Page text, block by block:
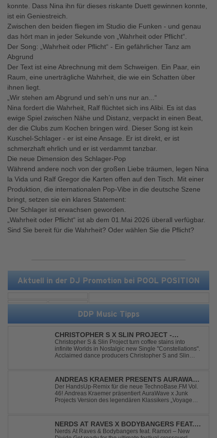
Aktuell in der DJ Promotion bei POOL POSITION
DDP Music Tipps
CHRISTOPHER S X SLIN PROJECT -
CONSTELLATIONS
Christopher S & Slin Project turn coffee stains into
infinite Worlds in Nostalgic new Single "Constellations".
Acclaimed dance producers Christopher S and Slin
away from standard club ...
ANDREAS KRAEMER PRESENTS AURAWAVE
X JUNK PROJECT - VOYAGE VOYAGE
(TIMSTER & NINTH REMIX)
Der HandsUp-Remix für die neue TechnoBase.FM Vol.
46! Andreas Kraemer präsentiert AuraWave x Junk
Projects Version des legendären Klassikers „Voyage
Westfalen verwandelt den zeitlosen Song mit druckvoll...
NERDS AT RAVES X BODYBANGERS FEAT.
RAMORI - NEW DIVIDE
Nerds At Raves & Bodybangers feat. Ramori – New
konnte. Dass Nina ihn für dieses riskante Duett gewinnen konnte,
ist ein Geniestreich.
Zwischen den beiden fliegen im Studio die Funken - und genau
das hört man in jeder Sekunde von „Wahrheit oder Pflicht“.
Der Song: „Wahrheit oder Pflicht“ - Ein gefährlicher Tanz am
Abgrund
Der Text ist eine Abrechnung mit dem Schweigen. Ein Paar, ein
Raum, eine unerträgliche Wahrheit, die wie ein Schatten über
ihnen liegt.
„Wir stehen am Abgrund und seh’n uns nur an...“
Nina fordert die Wahrheit, Ralf flüchtet sich ins Alibi. Es ist das
ewige Spiel zwischen Nähe und Distanz, verpackt in einen Beat,
der die Clubs zum Kochen bringen wird. Dieser Song ist kein
Kuschel-Schlager - er ist eine Ansage. Er ist direkt, er ist
schmerzhaft ehrlich und er ist verdammt tanzbar.
Die neue Dimension des Schlager-Pop
Während andere noch von der großen Liebe träumen, legen Nina
la Vida und Ralf Gregor die Karten offen auf den Tisch. Mit einer
Produktion, die internationalen Pop-Vibe in die deutsche Szene
bringt, setzen sie ein klares Statement:
Der Schlager ist erwachsen geworden.
„Wahrheit oder Pflicht“ ist ab dem 01.Mai 2026 überall verfügbar.
Sind Sie bereit für die Wahrheit? Oder wählen Sie die Pflicht?